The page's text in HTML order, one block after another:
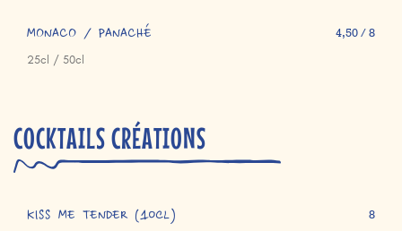
MONACO / PANACHÉ
25cl / 50cl
4,50 / 8
COCKTAILS CRÉATIONS
KISS ME TENDER (10cl) 8